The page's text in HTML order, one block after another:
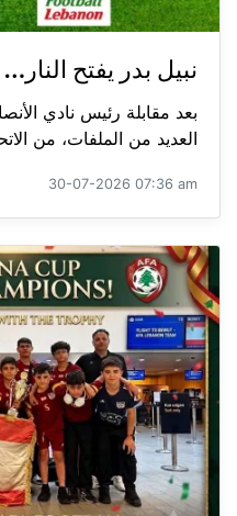
نبيل بدر يفتح
بعد مقابلة رئيس نادي
العديد من الملفات، من
30-07-2026 07:36 am